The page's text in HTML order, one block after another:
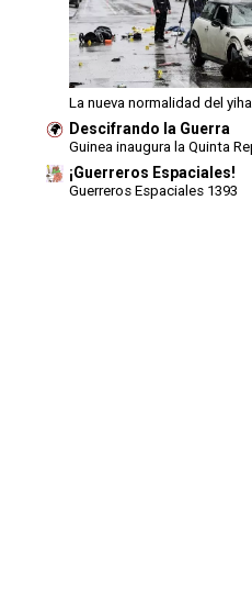
La nueva normalidad del
Descifrando la Guerra
Guinea inaugura la Quinta
¡Guerreros Espaciales!
Guerreros Espaciales 1393